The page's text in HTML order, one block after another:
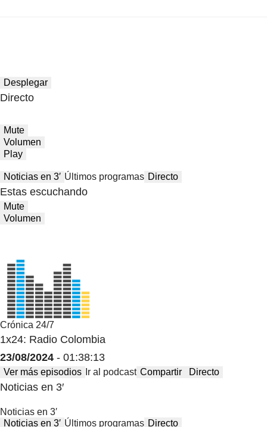
Desplegar
Directo
Mute
Volumen
Play
Noticias en 3′ Últimos programas Directo
Estas escuchando
Mute
Volumen
Crónica 24/7
1x24: Radio Colombia
23/08/2024 - 01:38:13
Ver más episodios Ir al podcast Compartir Directo
Noticias en 3′
Noticias en 3′
Noticias en 3′ Últimos programas Directo